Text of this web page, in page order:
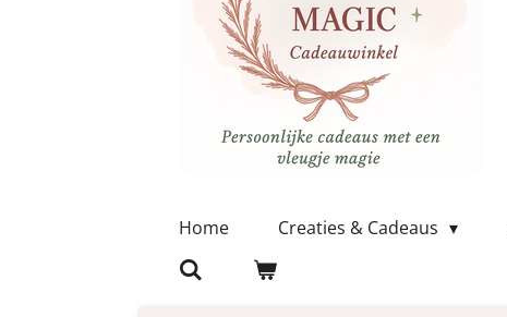
Home Creaties & Cadeaus